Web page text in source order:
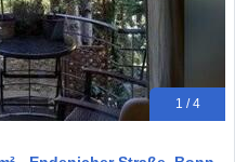
1 / 4